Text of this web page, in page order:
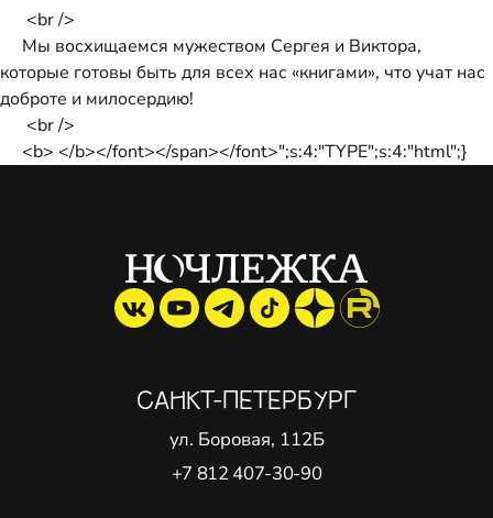
<br />
Мы восхищаемся мужеством Сергея и Виктора,
которые готовы быть для всех нас «книгами», что учат нас
доброте и милосердию!
<br />
<b> </b></font></span></font>";s:4:"TYPE";s:4:"html";}
САНКТ-ПЕТЕРБУРГ
ул. Боровая, 112Б
+7 812 407-30-90